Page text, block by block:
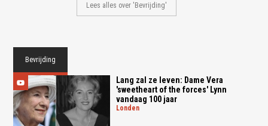
Lees alles over 'Bevrijding'
Bevrijding
Lang zal ze leven: Dame Vera
'sweetheart of the forces' Lynn
vandaag 100 jaar
londen